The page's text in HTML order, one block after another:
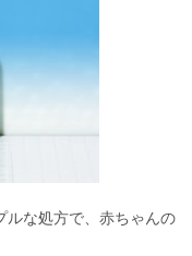
ルな処方で、赤ちゃんの